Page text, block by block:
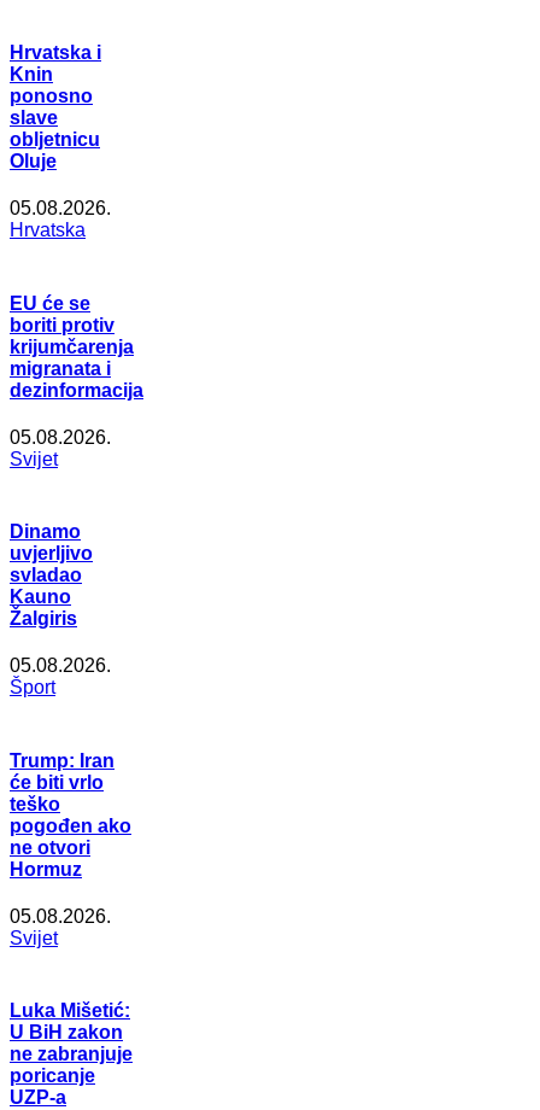
Hrvatska i
Knin
ponosno
slave
obljetnicu
Oluje
05.08.2026.
Hrvatska
EU će se
boriti protiv
krijumčarenja
migranata i
dezinformacija
05.08.2026.
Svijet
Dinamo
uvjerljivo
svladao
Kauno
Žalgiris
05.08.2026.
Šport
Trump: Iran
će biti vrlo
teško
pogođen ako
ne otvori
Hormuz
05.08.2026.
Svijet
Luka Mišetić:
U BiH zakon
ne zabranjuje
poricanje
UZP-a